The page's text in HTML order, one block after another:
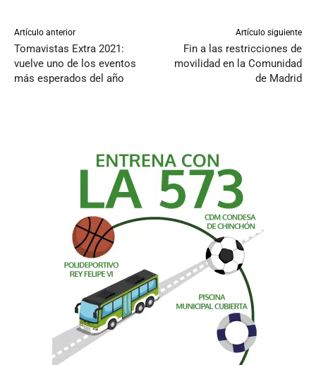
Artículo anterior
Tomavistas Extra 2021:
vuelve uno de los eventos
más esperados del año
Artículo siguiente
Fin a las restricciones de
movilidad en la Comunidad
de Madrid